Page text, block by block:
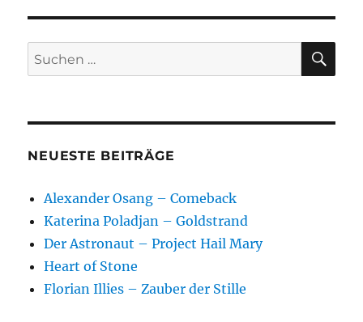
Suchen
nach:
NEUESTE BEITRÄGE
Alexander Osang – Comeback
Katerina Poladjan – Goldstrand
Der Astronaut – Project Hail Mary
Heart of Stone
Florian Illies – Zauber der Stille